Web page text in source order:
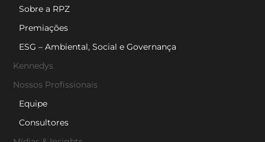
Sobre a RPZ
Premiações
ESG – Ambiental, Social e Governança
Kennedys
Nossos Profissionais
Equipe
Consultores